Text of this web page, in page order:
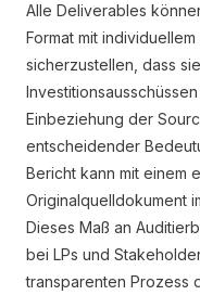
Alle Deliverables
Format mit
sicherzustellen, dass
Einbeziehung der
entscheidender
Bericht kann mit einem
Originalquelldokument
Dieses Maß an
bei LPs und
transparenten Prozess